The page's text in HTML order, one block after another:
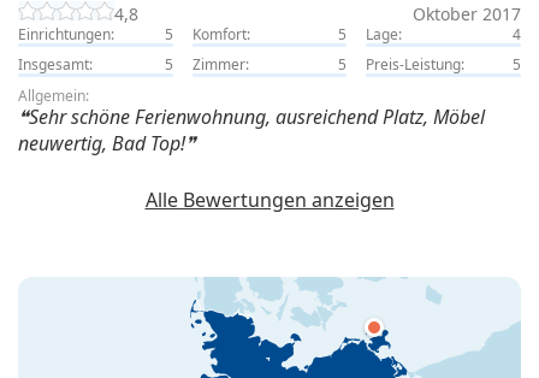
4,8 Oktober 2017
Einrichtungen: 5 Komfort: 5 Lage:
4
Insgesamt:
5 Zimmer: 5 Preis-Leistung:
5
Allgemein:
Sehr schöne Ferienwohnung, ausreichend Platz, Möbel
neuwertig, Bad Top!
Alle Bewertungen anzeigen